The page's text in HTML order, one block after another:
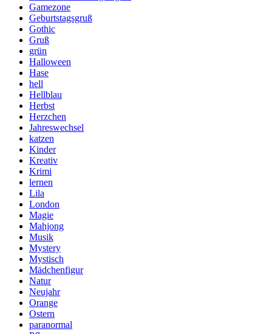
Gamezone
Geburtstagsgruß
Gothic
Gruß
grün
Halloween
Hase
hell
Hellblau
Herbst
Herzchen
Jahreswechsel
katzen
Kinder
Kreativ
Krimi
lernen
Lila
London
Magie
Mahjong
Musik
Mystery
Mystisch
Mädchenfigur
Natur
Neujahr
Orange
Ostern
paranormal